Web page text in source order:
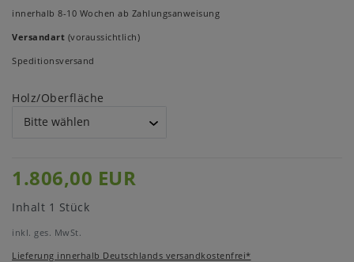
innerhalb 8-10 Wochen ab Zahlungsanweisung
Versandart (voraussichtlich)
Speditionsversand
Holz/Oberfläche
1.806,00 EUR
Inhalt 1 Stück
inkl. ges. MwSt.
Lieferung innerhalb Deutschlands versandkostenfrei*